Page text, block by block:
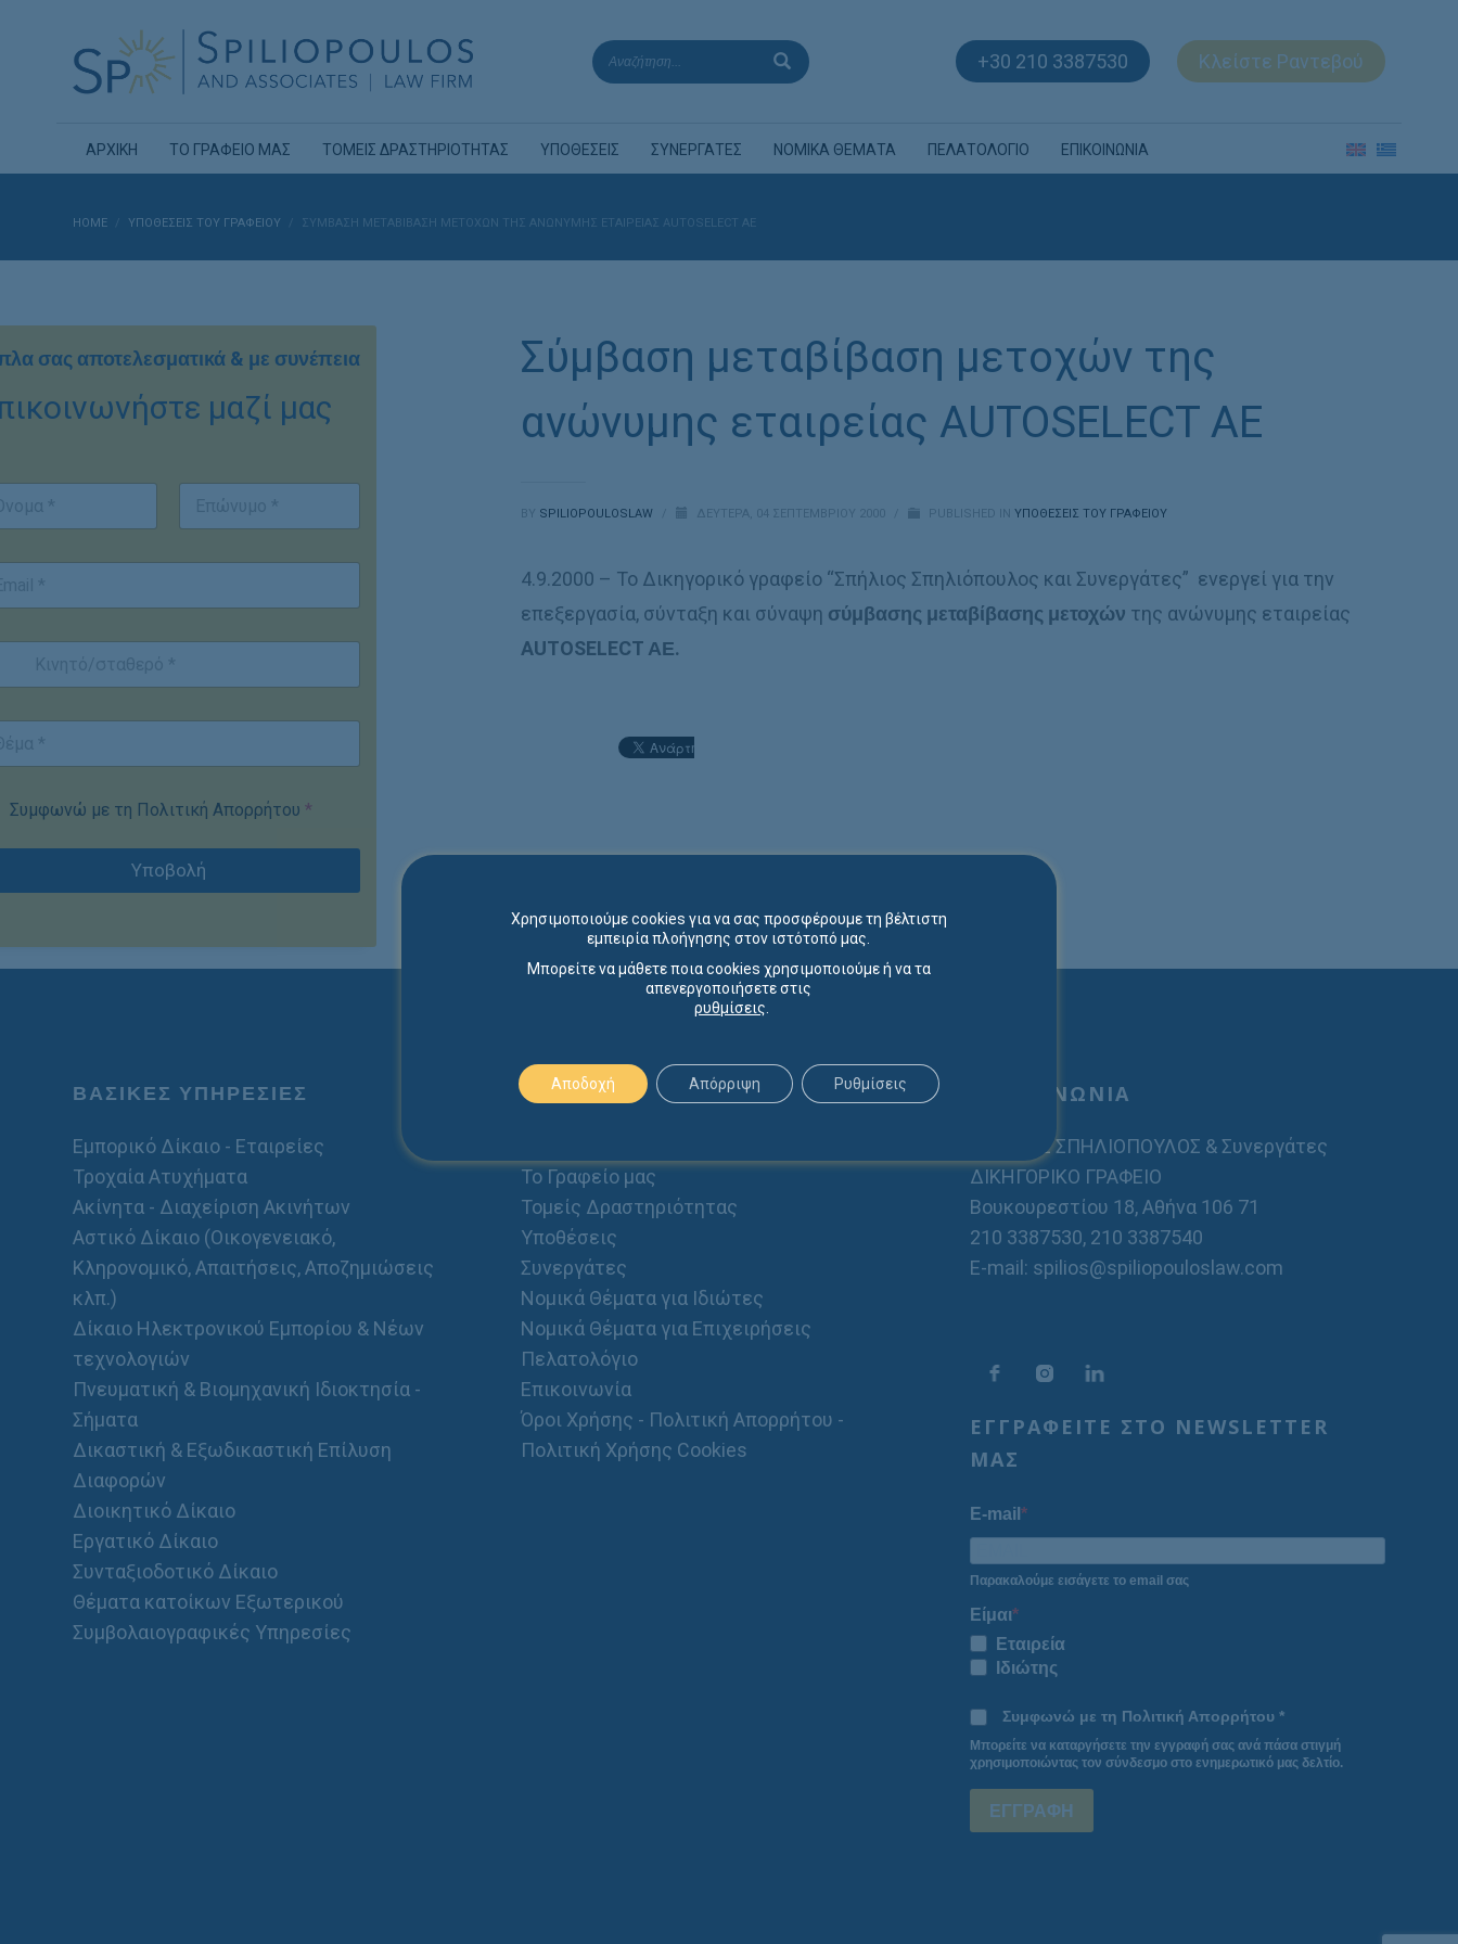
+30 210 3387530 Κλείστε Ραντεβού
ΑΡΧΙΚΗ ΤΟ ΓΡΑΦΕΙΟ ΜΑΣ ΤΟΜΕΙΣ ΔΡΑΣΤΗΡΙΟΤΗΤΑΣ ΥΠΟΘΕΣΕΙΣ ΣΥΝΕΡΓΑΤΕΣ ΝΟΜΙΚΑ ΘΕΜΑΤΑ ΠΕΛΑΤΟΛΟΓΙΟ ΕΠΙΚΟΙΝΩΝΙΑ
HOME ΥΠΟΘΈΣΕΙΣ ΤΟΥ ΓΡΑΦΕΊΟΥ ΣΎΜΒΑΣΗ ΜΕΤΑΒΊΒΑΣΗ ΜΕΤΟΧΏΝ ΤΗΣ ΑΝΏΝΥΜΗΣ ΕΤΑΙΡΕΊΑΣ AUTOSELECT ΑΕ
Σύμβαση μεταβίβαση μετοχών της
ανώνυμης εταιρείας AUTOSELECT ΑΕ
BY SPILIOPOULOSLAW ΔΕΥΤΈΡΑ, 04 ΣΕΠΤΕΜΒΡΊΟΥ 2000 PUBLISHED INΥΠΟΘΈΣΕΙΣ ΤΟΥ ΓΡΑΦΕΊΟΥ
4.9.2000 – Το Δικηγορικό γραφείο “Σπήλιος Σπηλιόπουλος και Συνεργάτες” ενεργεί για την
επεξεργασία, σύνταξη και σύναψη σύμβασης μεταβίβασης μετοχών της ανώνυμης εταιρείας
AUTOSELECT ΑΕ.
σας αποτελεσματικά & με συνέπεια
μαζί μας
Συμφωνώ με τη Πολιτική Απορρήτου *
Υποβολή
ΒΑΣΙΚΕΣ ΥΠΗΡΕΣΙΕΣ
Εμπορικό Δίκαιο - Εταιρείες
Τροχαία Ατυχήματα
Ακίνητα - Διαχείριση Ακινήτων
Αστικό Δίκαιο (Οικογενειακό,
Κληρονομικό, Απαιτήσεις, Αποζημιώσεις
κλπ.)
Δίκαιο Ηλεκτρονικού Εμπορίου & Νέων
τεχνολογιών
Πνευματική & Βιομηχανική Ιδιοκτησία -
Σήματα
Δικαστική & Εξωδικαστική Επίλυση
Διαφορών
Διοικητικό Δίκαιο
Εργατικό Δίκαιο
Συνταξιοδοτικό Δίκαιο
Θέματα κατοίκων Εξωτερικού
Συμβολαιογραφικές Υπηρεσίες
ΠΡΟΦΙΛ
Το Γραφείο μας
Τομείς Δραστηριότητας
Υποθέσεις
Συνεργάτες
Νομικά Θέματα για Ιδιώτες
Νομικά Θέματα για Επιχειρήσεις
Πελατολόγιο
Επικοινωνία
Όροι Χρήσης - Πολιτική Απορρήτου -
Πολιτική Χρήσης Cookies
ΕΠΙΚΟΙΝΩΝΙΑ
ΣΠΗΛΙΟΣ ΣΠΗΛΙΟΠΟΥΛΟΣ & Συνεργάτες
ΔΙΚΗΓΟΡΙΚΟ ΓΡΑΦΕΙΟ
Βουκουρεστίου 18, Αθήνα 106 71
210 3387530, 210 3387540
E-mail: spilios@spiliopouloslaw.com
ΕΓΓΡΑΦΕΙΤΕ ΣΤΟ NEWSLETTER
ΜΑΣ
E-mail
Παρακαλούμε εισάγετε το email σας
Είμαι
Εταιρεία
Ιδιώτης
Συμφωνώ με τη Πολιτική Απορρήτου *
Μπορείτε να καταργήσετε την εγγραφή σας ανά πάσα στιγμή
χρησιμοποιώντας τον σύνδεσμο στο ενημερωτικό μας δελτίο.
ΕΓΓΡΑΦΗ
Χρησιμοποιούμε cookies για να σας προσφέρουμε τη βέλτιστη
εμπειρία πλοήγησης στον ιστότοπό μας.
Μπορείτε να μάθετε ποια cookies χρησιμοποιούμε ή να τα
απενεργοποιήσετε στις
ρυθμίσεις
Αποδοχή Απόρριψη Ρυθμίσεις